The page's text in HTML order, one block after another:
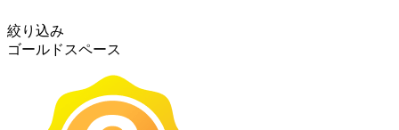
絞り込み
ゴールドスペース